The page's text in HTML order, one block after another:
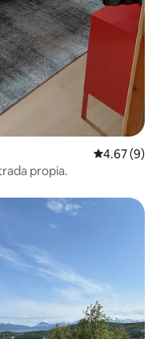
Calificación
4.67 (9)
propia.